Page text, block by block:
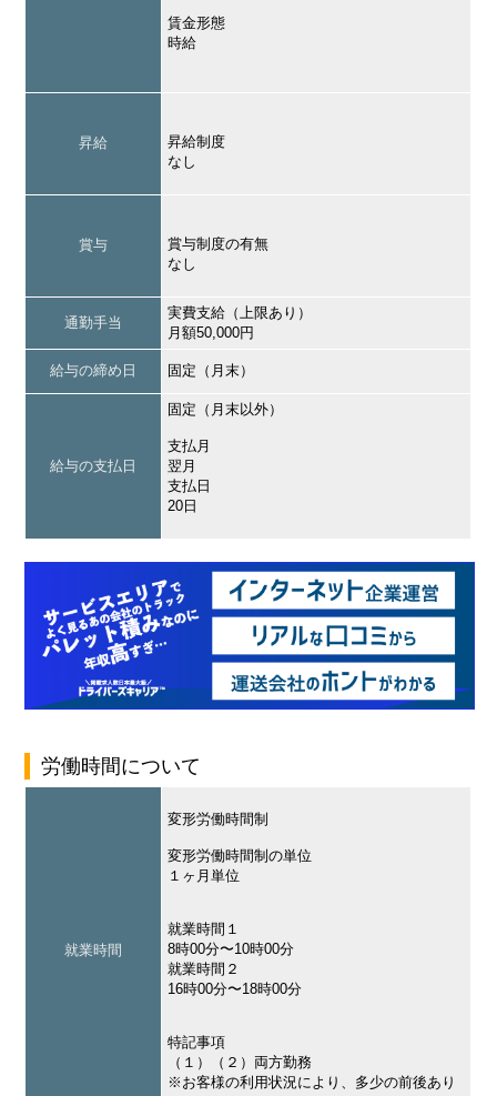
賃金形態
時給
昇給
昇給制度
なし
賞与
賞与制度の有無
なし
通勤手当
実費支給（上限あり）
月額50,000円
給与の締め日 固定（月末）
給与の支払日
固定（月末以外）
支払月
翌月
支払日
20日
労働時間について
就業時間
変形労働時間制
変形労働時間制の単位
１ヶ月単位
就業時間１
8時00分〜10時00分
就業時間２
16時00分〜18時00分
特記事項
（１）（２）両方勤務
※お客様の利用状況により、多少の前後あり